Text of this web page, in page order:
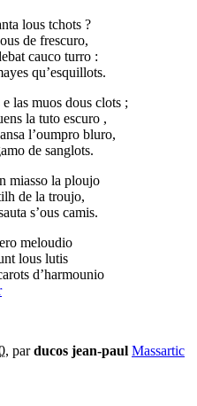
lous tchots ?
de frescuro,
cauco turro :
qu’esquillots.
las muos dous clots ;
la tuto escuro ,
l’oumpro bluro,
de sanglots.
miasso la ploujo
de la troujo,
s’ous camis.
meloudio
lous lutis
d’harmounio
, parducos jean-paul Massartic